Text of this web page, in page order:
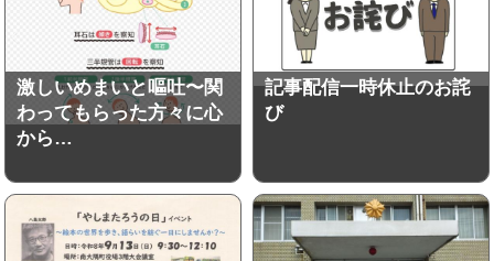
激しいめまいと嘔吐〜関
わってもらった方々に心
から…
記事配信一時休止のお詫
び